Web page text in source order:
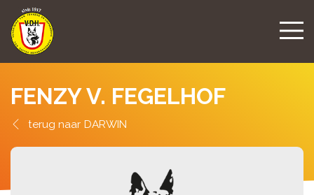
FENZY V. FEGELHOF
DARWIN